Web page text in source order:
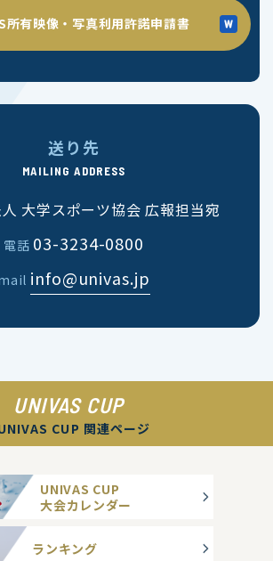
所有映像・写真利用許諾申請書
送り先
MAILING ADDRESS
大学スポーツ協会 広報担当宛
電話 03-3234-0800
info@univas.jp
UNIVAS CUP
CUP 関連ページ
UNIVAS CUP
大会カレンダー
ランキング